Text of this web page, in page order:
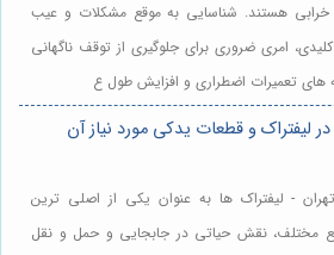
هستند. شناسایی به موقع مشکلات و عیب
امری ضروری برای جلوگیری از توقف ناگهانی
های تعمیرات اضطراری و افزایش طول ع
لیفتراک و قطعات یدکی مورد نیاز آن
- لیفتراک ها به عنوان یکی از اصلی ترین
مختلف، نقش حیاتی در جابجایی و حمل و نقل